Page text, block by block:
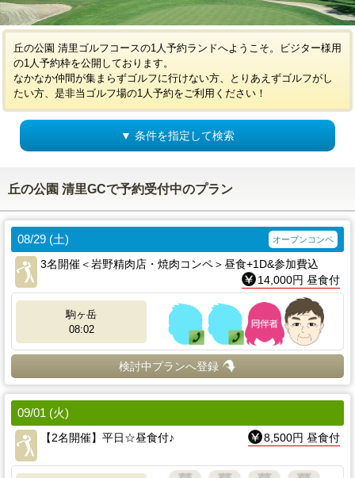
丘の公園 清里ゴルフコースの1人予約ランドへようこそ。ビジター様用
の1人予約枠を公開しております。
なかなか仲間が集まらずゴルフに行けない方、とりあえずゴルフがし
たい方、是非当ゴルフ場の1人予約をご利用ください！
▼ 条件を指定して検索
丘の公園 清里GCで予約受付中のプラン
08/29 (土) オープンコンペ
3名開催＜岩野精肉店・焼肉コンペ＞昼食+1D&参加費込
14,000円 昼食付
駒ヶ岳
08:02
検討中プランへ登録
09/01 (火)
【2名開催】平日☆昼食付♪
8,500円 昼食付